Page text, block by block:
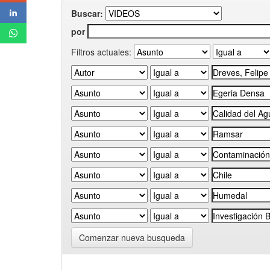
Buscar:
por
Filtros actuales:
Comenzar nueva busqueda